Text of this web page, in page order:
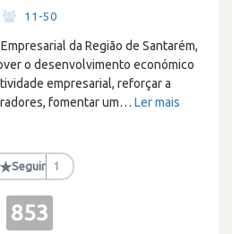
11-50
da Região de Santarém,
o desenvolvimento económico
empresarial, reforçar a
fomentar um… Ler mais
★Seguir 1
853